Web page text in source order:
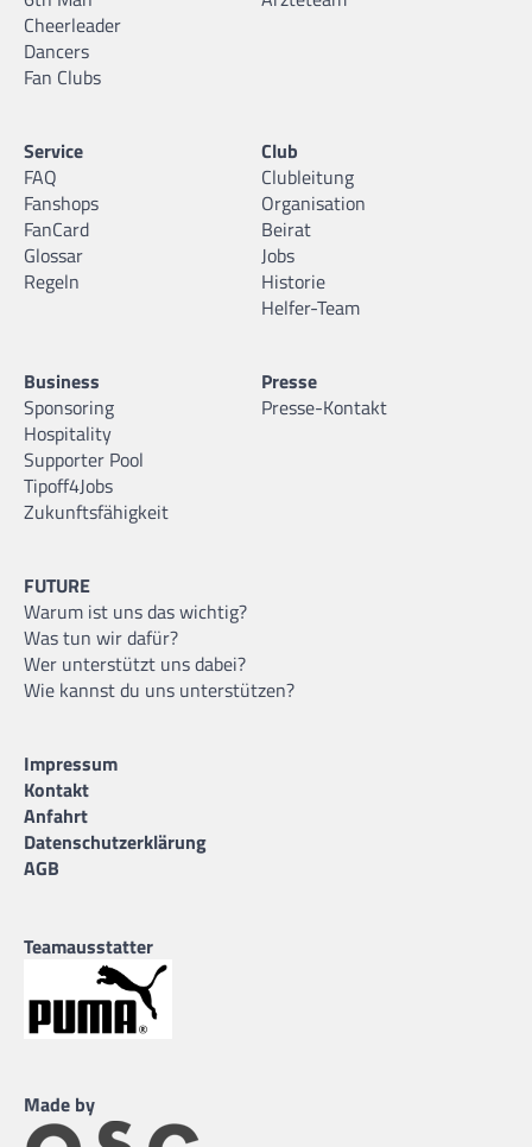
Cheerleader
Dancers
Fan Clubs
Service
FAQ
Fanshops
FanCard
Glossar
Regeln
Club
Clubleitung
Organisation
Beirat
Jobs
Historie
Helfer-Team
Business
Sponsoring
Hospitality
Supporter Pool
Tipoff4Jobs
Zukunftsfähigkeit
Presse
Presse-Kontakt
FUTURE
Warum ist uns das wichtig?
Was tun wir dafür?
Wer unterstützt uns dabei?
Wie kannst du uns unterstützen?
Impressum
Kontakt
Anfahrt
Datenschutzerklärung
AGB
Teamausstatter
Made by